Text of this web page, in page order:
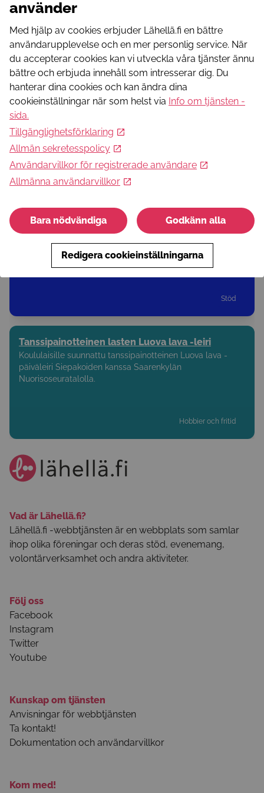
+358451215600
Webbadress
https://www.lastenliitto.fi/vantaa/
Dessa kan intressera dig
Luova lava - päiväleiri
Leirillä tutustutaan eri esittävän taiteen muotoihin, kuten
teatteriin, tanssiin ja kuvataiteeseen. Lisäksi on ulkoilua ja
pelejä.
Ystävänpirtti - kohtaamispaikka ikäihmisille
Ystävänpirtti on avoin kohtaamispaikka ikäihmisille, jossa
järjestetään monimuotoista toimintaa kahvin kera.
Stöd
Tanssipainotteinen lasten Luova lava -leiri
Koululaisille suunnattu tanssipainotteinen Luova lava -
päiväleiri Siepakoiden kanssa Saarenkylän
Nuorisoseuratalolla.
Hobbier och fritid
Vad är Lähellä.fi?
Lähellä.fi -webbtjänsten är en webbplats som samlar
ihop olika föreningar och deras stöd, evenemang,
volontärverksamhet och andra aktiviteter.
Följ oss
Facebook
Instagram
Twitter
Youtube
Kunskap om tjänsten
Anvisningar för webbtjänsten
Ta kontakt!
Dokumentation och användarvillkor
Kom med!
använder
Med hjälp av cookies erbjuder Lähellä.fi en bättre
användarupplevelse och en mer personlig service. När
du accepterar cookies kan vi utveckla våra tjänster ännu
bättre och erbjuda innehåll som intresserar dig. Du
hanterar dina cookies och kan ändra dina
cookieinställningar när som helst via Info om tjänsten -
sida.
Tillgänglighetsförklaring
Allmän sekretesspolicy
Användarvillkor för registrerade användare
Allmänna användarvillkor
Bara nödvändiga Godkänn alla
Redigera cookieinställningarna